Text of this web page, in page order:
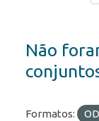
Não
Formatos: